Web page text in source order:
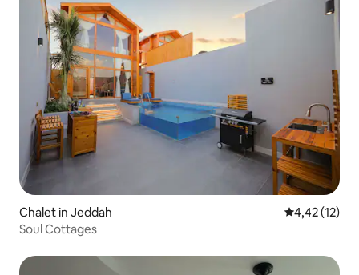
Chalet in Jeddah Gemiddelde
4,42 (12)
Soul Cottages